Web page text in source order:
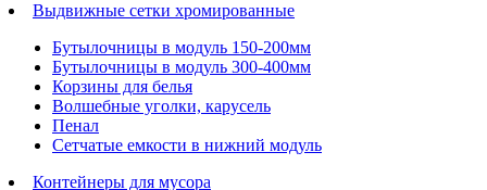
Выдвижные сетки хромированные
Бутылочницы в модуль 150-200мм
Бутылочницы в модуль 300-400мм
Корзины для белья
Волшебные уголки, карусель
Пенал
Cетчатые емкости в нижний модуль
Контейнеры для мусора